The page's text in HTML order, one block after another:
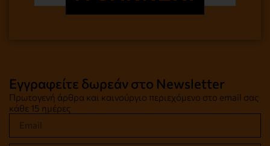
Εγγραφείτε δωρεάν στο Newsletter
Πρωτογενή άρθρα και καινούργιο περιεχόμενο στο email σας
κάθε 15 ημέρες